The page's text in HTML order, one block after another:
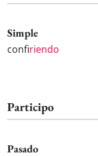
Simple
confiriendo
Participo
Pasado